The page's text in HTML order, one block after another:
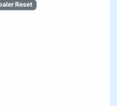
Reset